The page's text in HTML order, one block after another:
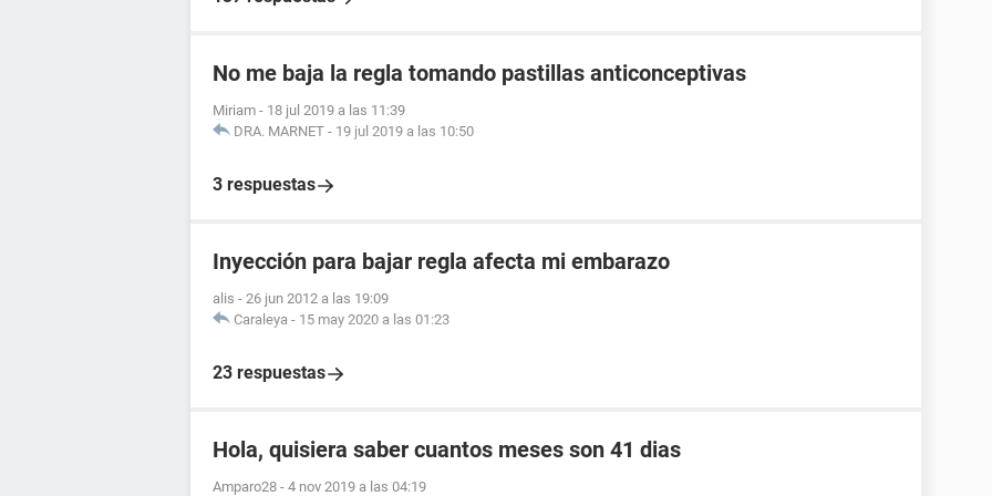
No me baja la regla tomando pastillas anticonceptivas
Miriam - 18 jul 2019 a las 11:39
DRA. MARNET - 19 jul 2019 a las 10:50
3 respuestas
Inyección para bajar regla afecta mi embarazo
alis - 26 jun 2012 a las 19:09
Caraleya - 15 may 2020 a las 01:23
23 respuestas
Hola, quisiera saber cuantos meses son 41 dias
Amparo28 - 4 nov 2019 a las 04:19